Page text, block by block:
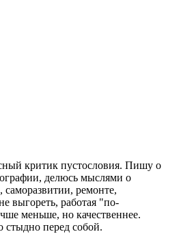
критик пустословия. Пишу о
делюсь мыслями о
саморазвитии, ремонте,
выгореть, работая "по-
меньше, но качественнее.
перед собой.